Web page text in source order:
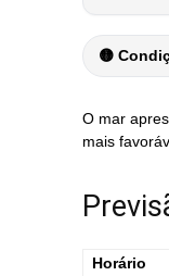
🟡
O mar
mais
Horário